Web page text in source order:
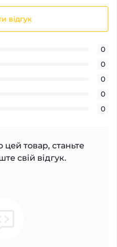
відгук
0
0
0
0
0
цей товар, станьте
свій відгук.